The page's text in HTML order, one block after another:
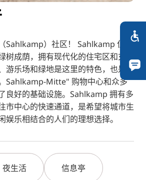
BG
Sahlkamp）社区！ Sahlkamp 位于
树成荫，拥有现代化的住宅区和充满
游乐场和绿地是这里的特色，也是您
Sahlkamp-Mitte" 购物中心和众多
良好的基础设施。Sahlkamp 拥有多
市中心的快速通道，是希望将城市生
娱乐相结合的人们的理想选择。
夜生活 信息亭